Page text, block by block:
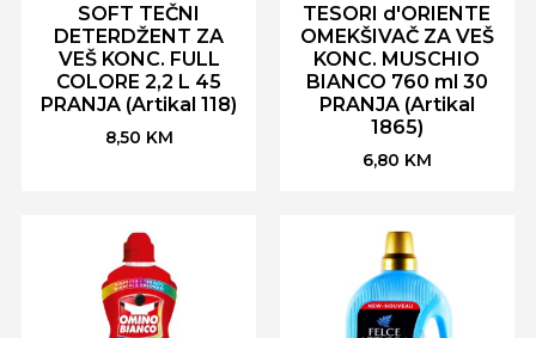
SOFT TEČNI
DETERDŽENT ZA
VEŠ KONC. FULL
COLORE 2,2 L 45
PRANJA (Artikal 118)
8,50 KM
TESORI d'ORIENTE
OMEKŠIVAČ ZA VEŠ
KONC. MUSCHIO
BIANCO 760 ml 30
PRANJA (Artikal
1865)
6,80 KM